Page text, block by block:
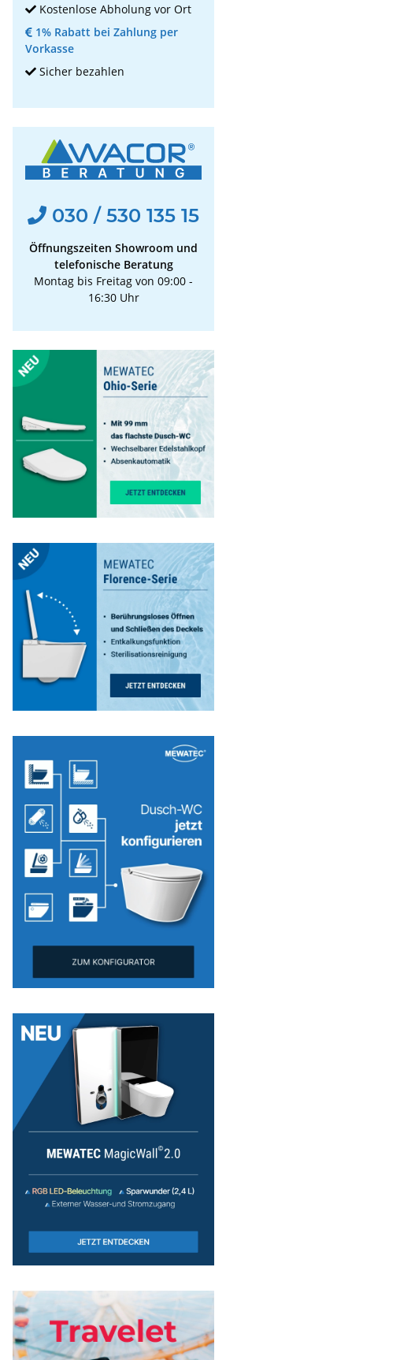
Kostenlose Abholung vor Ort
1% Rabatt bei Zahlung per
Vorkasse
Sicher bezahlen
030 / 530 135 15
Öffnungszeiten Showroom und
telefonische Beratung
Montag bis Freitag von 09:00 -
16:30 Uhr